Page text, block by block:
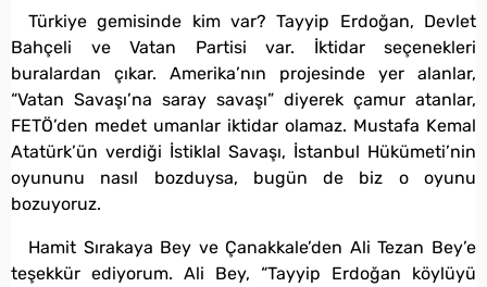
Türkiye gemisinde kim var? Tayyip Erdoğan, Devlet
Bahçeli ve Vatan Partisi var. İktidar seçenekleri
buralardan çıkar. Amerika’nın projesinde yer alanlar,
“Vatan Savaşı’na saray savaşı” diyerek çamur atanlar,
FETÖ’den medet umanlar iktidar olamaz. Mustafa Kemal
Atatürk’ün verdiği İstiklal Savaşı, İstanbul Hükümeti’nin
oyununu nasıl bozduysa, bugün de biz o oyunu
bozuyoruz.
Hamit Sırakaya Bey ve Çanakkale’den Ali Tezan Bey’e
teşekkür ediyorum. Ali Bey, “Tayyip Erdoğan köylüyü